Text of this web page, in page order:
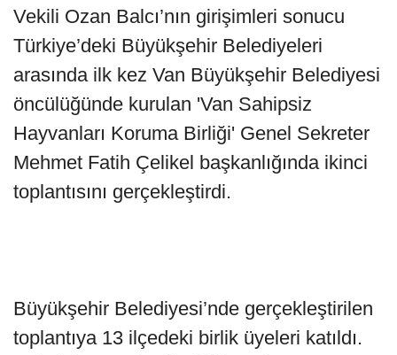
Vekili Ozan Balcı’nın girişimleri sonucu
Türkiye’deki Büyükşehir Belediyeleri
arasında ilk kez Van Büyükşehir Belediyesi
öncülüğünde kurulan 'Van Sahipsiz
Hayvanları Koruma Birliği' Genel Sekreter
Mehmet Fatih Çelikel başkanlığında ikinci
toplantısını gerçekleştirdi.
Büyükşehir Belediyesi’nde gerçekleştirilen
toplantıya 13 ilçedeki birlik üyeleri katıldı.